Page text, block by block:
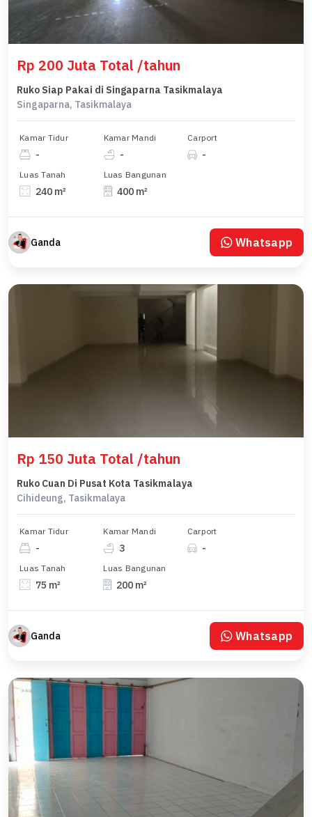
Rp 200 Juta Total /tahun
Ruko Siap Pakai di Singaparna Tasikmalaya
Singaparna, Tasikmalaya
Kamar Tidur
-
Kamar Mandi
-
Carport
-
Luas Tanah
240 m²
Luas Bangunan
400 m²
Ganda Whatsapp
Rp 150 Juta Total /tahun
Ruko Cuan Di Pusat Kota Tasikmalaya
Cihideung, Tasikmalaya
Kamar Tidur
-
Kamar Mandi
3
Carport
-
Luas Tanah
75 m²
Luas Bangunan
200 m²
Ganda Whatsapp